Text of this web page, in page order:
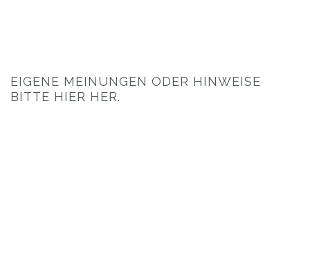
EIGENE MEINUNGEN ODER HINWEISE
BITTE HIER HER.